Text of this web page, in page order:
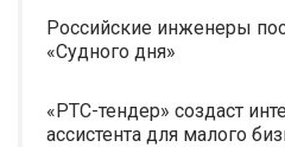
Российские инженеры
«Судного дня»
«РТС-тендер» создаст
ассистента для малого